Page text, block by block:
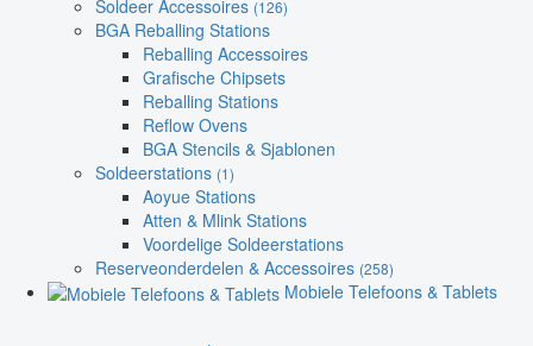
Soldeer Accessoires (126)
BGA Reballing Stations
Reballing Accessoires
Grafische Chipsets
Reballing Stations
Reflow Ovens
BGA Stencils & Sjablonen
Soldeerstations (1)
Aoyue Stations
Atten & Mlink Stations
Voordelige Soldeerstations
Reserveonderdelen & Accessoires (258)
Mobiele Telefoons & Tablets